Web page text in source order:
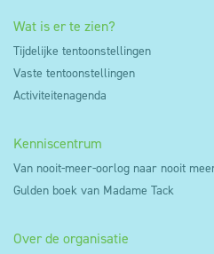
Wat is er te zien?
Tijdelijke tentoonstellingen
Vaste tentoonstellingen
Activiteitenagenda
Kenniscentrum
Van nooit-meer-oorlog naar nooit
Gulden boek van Madame Tack
Over de organisatie